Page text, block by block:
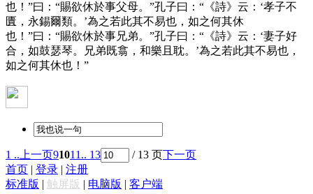
也！”曰：“賜欲休於事父母。”孔子曰：“《詩》云：‘孝子不
匱，永錫爾類。’為之若此其不易也，如之何其休
也！”曰：“賜欲休於事兄弟。”孔子曰：“《詩》云：‘妻子好
合，如鼓瑟琴。兄弟既翕，和樂且耽。’為之若此其不易也，
如之何其休也！”
1 .. 上一页91011 .. 13 / 13 页下一页
首页 | 登录 | 注册
标准版 | 触屏版 | 电脑版 | 客户端